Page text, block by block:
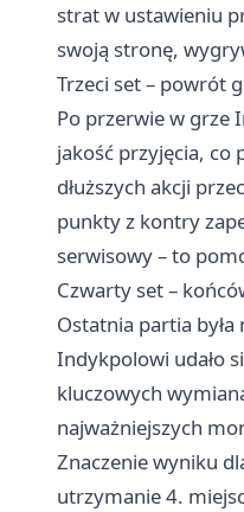
strat w ustawieniu
swoją stronę,
Trzeci set – powrót
Po przerwie w grze
jakość przyjęcia, co
dłuższych akcji
punkty z kontry
serwisowy – to
Czwarty set –
Ostatnia partia
Indykpolowi udało
kluczowych
najważniejszych
Znaczenie wyniku
utrzymanie 4.